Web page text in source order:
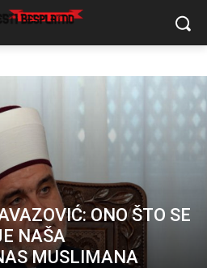
ONO ŠTO SE
NAŠA
MUSLIMANA